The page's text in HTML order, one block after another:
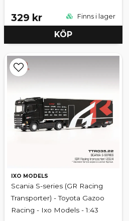
329 kr Finns i lager
KÖP
IXO MODELS
Scania S-series (GR Racing
Transporter) - Toyota Gazoo
Racing - Ixo Models - 1:43